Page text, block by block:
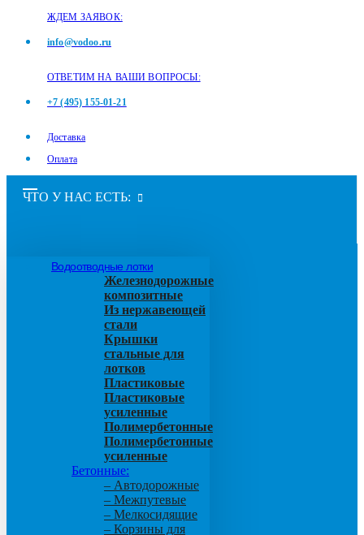
ЖДЕМ ЗАЯВОК:
info@vodoo.ru
ОТВЕТИМ НА ВАШИ ВОПРОСЫ:
+7 (495) 155-01-21
Доставка
Оплата
ЧТО У НАС ЕСТЬ:
Водоотводные лотки
Железнодорожные
композитные
Из нержавеющей
стали
Крышки
стальные для
лотков
Пластиковые
Пластиковые
усиленные
Полимербетонные
Полимербетонные
усиленные
Бетонные:
– Автодорожные
– Межпутевые
– Мелкосидящие
– Корзины для